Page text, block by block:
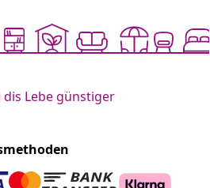
dis Lebe günstiger